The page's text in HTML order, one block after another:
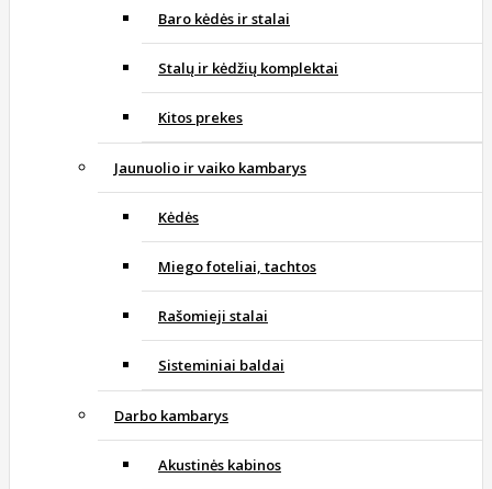
Baro kėdės ir stalai
Stalų ir kėdžių komplektai
Kitos prekes
Jaunuolio ir vaiko kambarys
Kėdės
Miego foteliai, tachtos
Rašomieji stalai
Sisteminiai baldai
Darbo kambarys
Akustinės kabinos